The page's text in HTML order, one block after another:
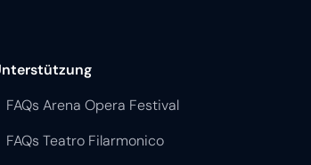
FAQs Arena Opera Festival
FAQs Teatro Filarmonico
Unterstützen Sie uns